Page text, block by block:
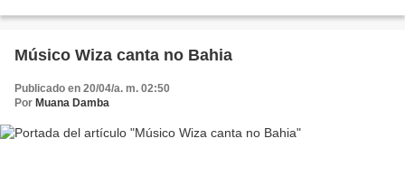
Músico Wiza canta no Bahia
Publicado en 20/04/a. m. 02:50
Por Muana Damba